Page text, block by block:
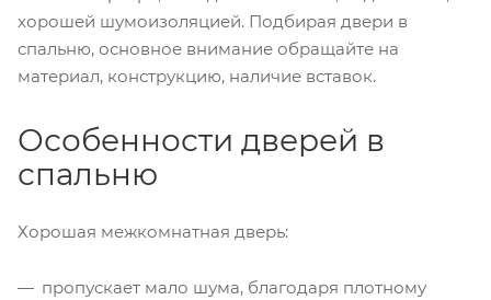
хорошей шумоизоляцией. Подбирая двери в
спальню, основное внимание обращайте на
материал, конструкцию, наличие вставок.
Особенности дверей в
спальню
Хорошая межкомнатная дверь:
пропускает мало шума, благодаря плотному